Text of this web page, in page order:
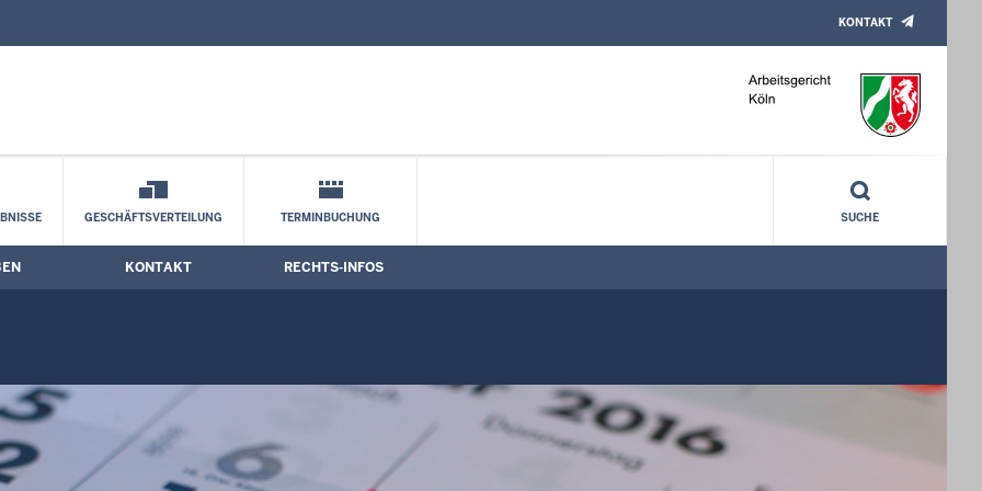
Kontaktformular
KONTAKT
GESCHÄFTSVERTEILUNG TERMINBUCHUNG SUCHE
KONTAKT RECHTS-INFOS